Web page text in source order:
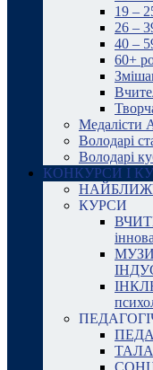
19 –
26 –
40 –
60+
Медалісти
Володарі
Володарі
КОНКУРСИ І
КУРСИ